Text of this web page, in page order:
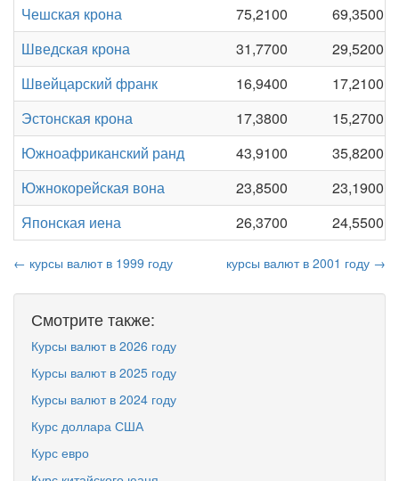
Чешская крона
75,2100
69,3500
Шведская крона
31,7700
29,5200
Швейцарский франк
16,9400
17,2100
Эстонская крона
17,3800
15,2700
Южноафриканский ранд
43,9100
35,8200
Южнокорейская вона
23,8500
23,1900
Японская иена
26,3700 24,5500
← курсы валют в 1999 году курсы валют в 2001 году →
Смотрите также:
Курсы валют в 2026 году
Курсы валют в 2025 году
Курсы валют в 2024 году
Курс доллара США
Курс евро